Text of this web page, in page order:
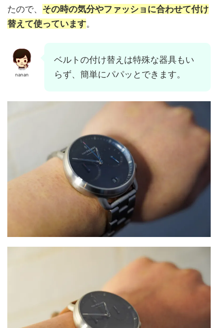
たので、 その時の気分やファッショに合わせて付け
替えて使っています。
nanan
ベルトの付け替えは特殊な器具もい
らず、簡単にパパッとできます。